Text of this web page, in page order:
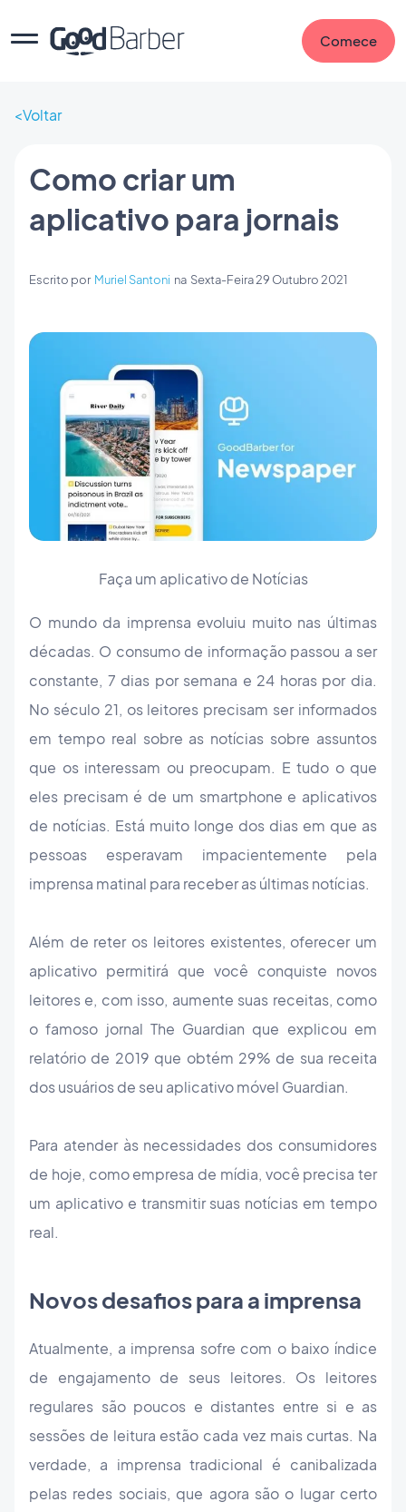
Comece
Voltar
Como criar um
aplicativo para jornais
Escrito por Muriel Santoni na Sexta-Feira 29 Outubro 2021
Faça um aplicativo de Notícias
O mundo da imprensa evoluiu muito nas últimas
décadas. O consumo de informação passou a ser
constante, 7 dias por semana e 24 horas por dia.
No século 21, os leitores precisam ser informados
em tempo real sobre as notícias sobre assuntos
que os interessam ou preocupam. E tudo o que
eles precisam é de um smartphone e aplicativos
de notícias. Está muito longe dos dias em que as
pessoas esperavam impacientemente pela
imprensa matinal para receber as últimas notícias.
Além de reter os leitores existentes, oferecer um
aplicativo permitirá que você conquiste novos
leitores e, com isso, aumente suas receitas, como
o famoso jornal The Guardian que explicou em
relatório de 2019 que obtém 29% de sua receita
dos usuários de seu aplicativo móvel Guardian.
Para atender às necessidades dos consumidores
de hoje, como empresa de mídia, você precisa ter
um aplicativo e transmitir suas notícias em tempo
real.
Novos desafios para a imprensa
Atualmente, a imprensa sofre com o baixo índice
de engajamento de seus leitores. Os leitores
regulares são poucos e distantes entre si e as
sessões de leitura estão cada vez mais curtas. Na
verdade, a imprensa tradicional é canibalizada
pelas redes sociais, que agora são o lugar certo